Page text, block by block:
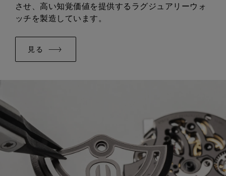
させ、高い知覚価値を提供するラグジュアリーウォ
ッチを製造しています。
見る